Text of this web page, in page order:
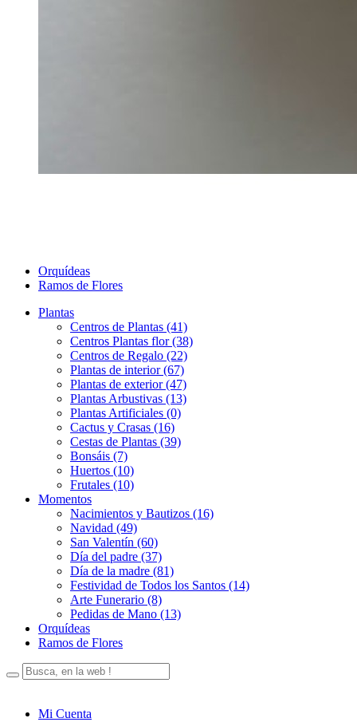
Orquídeas
Ramos de Flores
Plantas
Centros de Plantas (41)
Centros Plantas flor (38)
Centros de Regalo (22)
Plantas de interior (67)
Plantas de exterior (47)
Plantas Arbustivas (13)
Plantas Artificiales (0)
Cactus y Crasas (16)
Cestas de Plantas (39)
Bonsáis (7)
Huertos (10)
Frutales (10)
Momentos
Nacimientos y Bautizos (16)
Navidad (49)
San Valentín (60)
Día del padre (37)
Día de la madre (81)
Festividad de Todos los Santos (14)
Arte Funerario (8)
Pedidas de Mano (13)
Orquídeas
Ramos de Flores
Mi Cuenta